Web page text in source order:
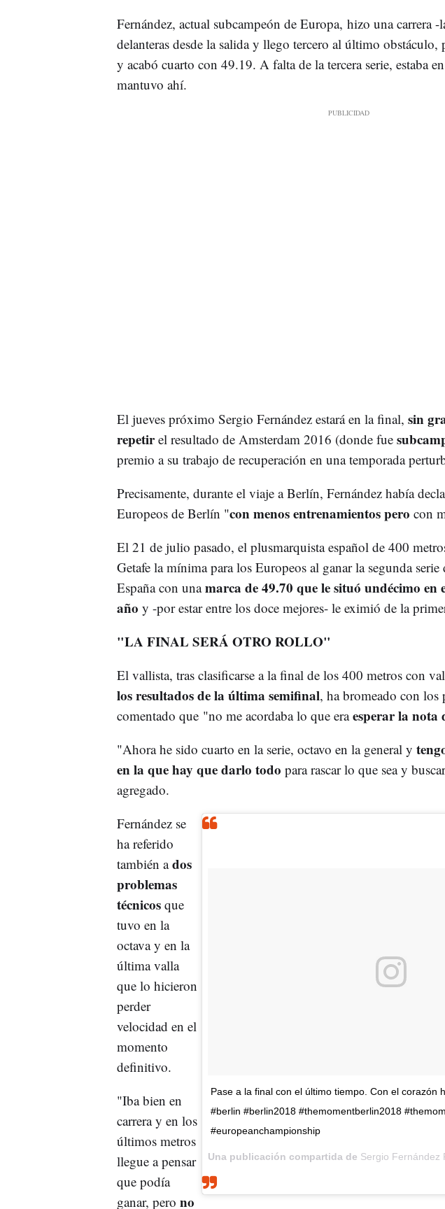
Fernández, actual subcampeón de Europa, hizo una carrera -
delanteras desde la salida y llego tercero al último obstáculo,
y acabó cuarto con 49.19. A falta de la tercera serie, estaba
mantuvo ahí.
El jueves próximo Sergio Fernández estará en la final, sin
repetirel resultado de Amsterdam 2016 (donde fue
premio a su trabajo de recuperación en una temporada
Precisamente, durante el viaje a Berlín, Fernández había
Europeos de Berlín "con menos entrenamientos pero con
El 21 de julio pasado, el plusmarquista español de 400
Getafe la mínima para los Europeos al ganar la segunda serie
España con unamarca de 49.70 que le situó undécimo
año y -por estar entre los doce mejores- le eximió de la
"LA FINAL SERÁ OTRO ROLLO"
El vallista, tras clasificarse a la final de los 400 metros con
los resultados de la última semifinal, ha bromeado con los
comentado que "no me acordaba lo que eraesperar la nota
"Ahora he sido cuarto en la serie, octavo en la general y
en la que hay que darlo todo para rascar lo que sea y
agregado.
Pase a la final con el último tiempo. Con el corazón
#berlin #berlin2018 #themomentberlin2018
#europeanchampionship
Una publicación compartida de Sergio Fernández
Fernández se
ha referido
también ados
problemas
técnicosque
tuvo en la
octava y en la
última valla
que lo hicieron
perder
velocidad en el
momento
definitivo.
"Iba bien en
carrera y en los
últimos metros
llegue a pensar
que podía
ganar, pero no